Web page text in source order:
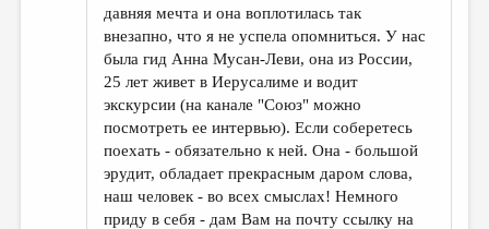
давняя мечта и она воплотилась так
внезапно, что я не успела опомниться. У нас
была гид Анна Мусан-Леви, она из России,
25 лет живет в Иерусалиме и водит
экскурсии (на канале "Союз" можно
посмотреть ее интервью). Если соберетесь
поехать - обязательно к ней. Она - большой
эрудит, обладает прекрасным даром слова,
наш человек - во всех смыслах! Немного
приду в себя - дам Вам на почту ссылку на